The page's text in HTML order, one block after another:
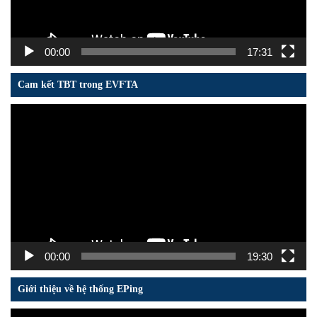
00:00 17:31
Cam kết TBT trong EVFTA
00:00 19:30
Giới thiệu về hệ thống EPing